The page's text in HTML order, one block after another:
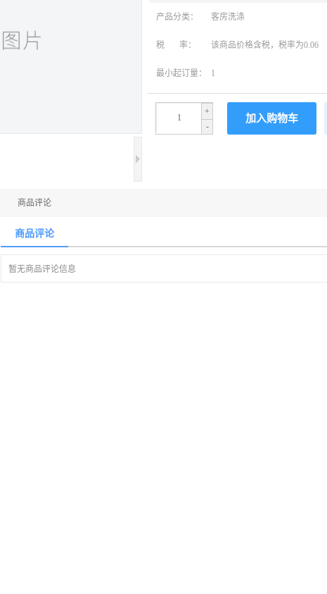
产品分类： 客房洗涤
税 率： 该商品价格含税，税率为0.06
最小起订量： 1
-
+
商品评论
商品评论
暂无商品评论信息